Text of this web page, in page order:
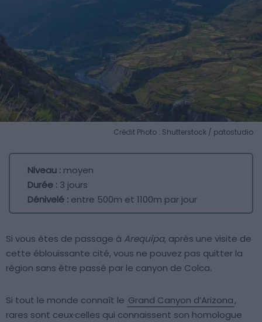
Crédit Photo : Shutterstock / patostudio
Niveau : moyen
Durée : 3 jours
Dénivelé : entre 500m et 1100m par jour
Si vous êtes de passage à Arequipa, après une visite de
cette éblouissante cité, vous ne pouvez pas quitter la
région sans être passé par le canyon de Colca.
Si tout le monde connaît le Grand Canyon d’Arizona,
rares sont ceux·celles qui connaissent son homologue